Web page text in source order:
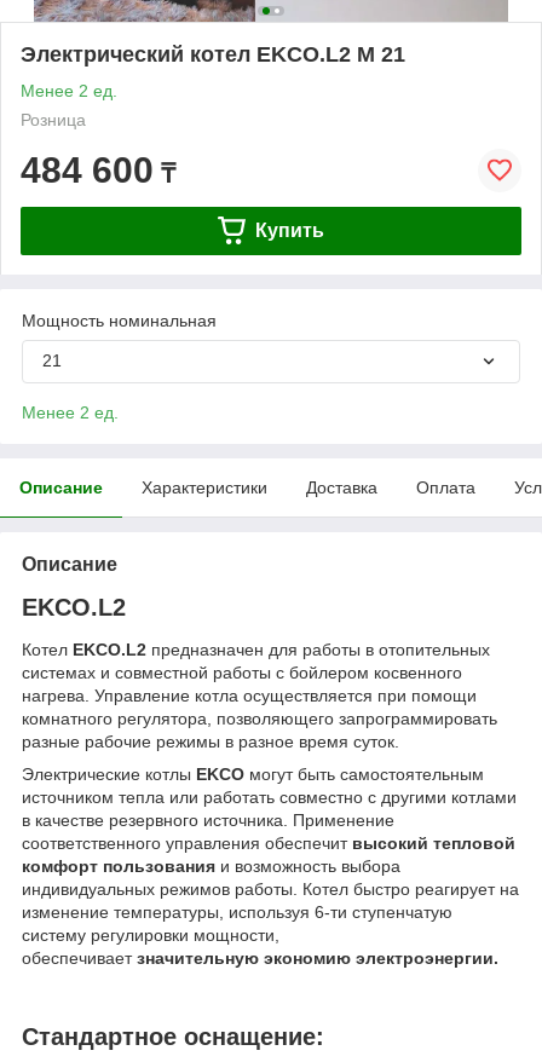
Электрический котел EKCO.L2 M 21
Менее 2 ед.
Розница
484 600 ₸
Купить
Мощность номинальная
21
Менее 2 ед.
Описание Характеристики Доставка Оплата
Описание
EKCO.L2
Котел EKCO.L2 предназначен для работы в отопительных
системах и совместной работы с бойлером косвенного
нагрева. Управление котла осуществляется при помощи
комнатного регулятора, позволяющего запрограммировать
разные рабочие режимы в разное время суток.
Электрические котлы EKCO могут быть самостоятельным
источником тепла или работать совместно с другими котлами
в качестве резервного источника. Применение
соответственного управления обеспечит высокий тепловой
комфорт пользования и возможность выбора
индивидуальных режимов работы. Котел быстро реагирует на
изменение температуры, используя 6-ти ступенчатую
систему регулировки мощности,
обеспечиваетзначительную экономию электроэнергии.
Стандартное оснащение: